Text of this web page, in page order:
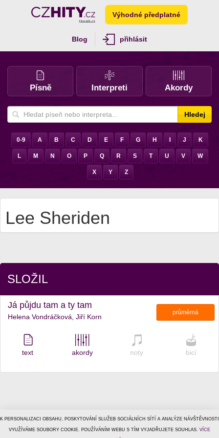
K PERSONALIZACI OBSAHU, POSKYTOVÁNÍ SLUŽEB SOCIÁLNÍCH SÍTÍ A ANALÝZE NÁVŠTĚVNOSTI
VYUŽÍVÁME SOUBORY COOKIE. POUŽÍVÁNÍM WEBU S TÍM VYJADŘUJETE SOUHLAS. VÍCE
Výhodné předplatné
Blog přihlásit
Písně Interpreti Akordy
Hledej
0-9 A B C D E F G H J K
L M N O P Q R S T U V W
X Y Z
Lee Sheriden
SLOŽIL
Já půjdu tam a ty tam
Helena Vondráčková, Jiří Korn
průměrná
text akordy noty bicí
© 1996–2026Tiscali Media, a.s. ISSN 1801-5131